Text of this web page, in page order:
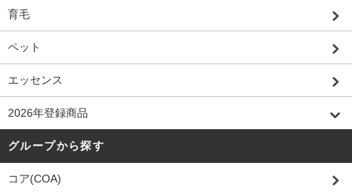
育毛
ペット
エッセンス
2026年登録商品
グループから探す
コア(COA)